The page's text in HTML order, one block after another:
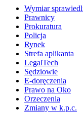
Wymiar
Prawnicy
Prokuratura
Policja
Rynek
Strefa aplikanta
LegalTech
Sędziowie
E-doręczenia
Prawo na Oko
Orzeczenia
Zmiany w k.p.c.